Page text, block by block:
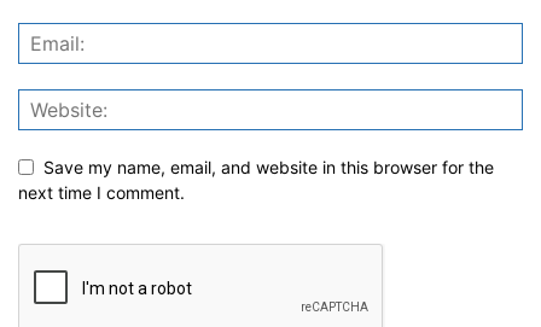
Save my name, email, and website in this browser for the
next time I comment.